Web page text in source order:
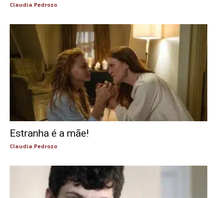
Claudia Pedrozo
Estranha é a mãe!
Claudia Pedrozo